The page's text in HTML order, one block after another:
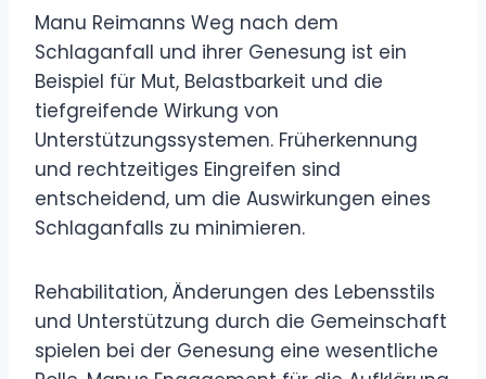
Manu Reimanns Weg nach dem
Schlaganfall und ihrer Genesung ist ein
Beispiel für Mut, Belastbarkeit und die
tiefgreifende Wirkung von
Unterstützungssystemen. Früherkennung
und rechtzeitiges Eingreifen sind
entscheidend, um die Auswirkungen eines
Schlaganfalls zu minimieren.
Rehabilitation, Änderungen des Lebensstils
und Unterstützung durch die Gemeinschaft
spielen bei der Genesung eine wesentliche